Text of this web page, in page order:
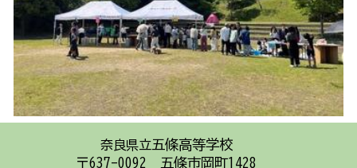
奈良県立五條高等学校
〒637-0092 五條市岡町1428